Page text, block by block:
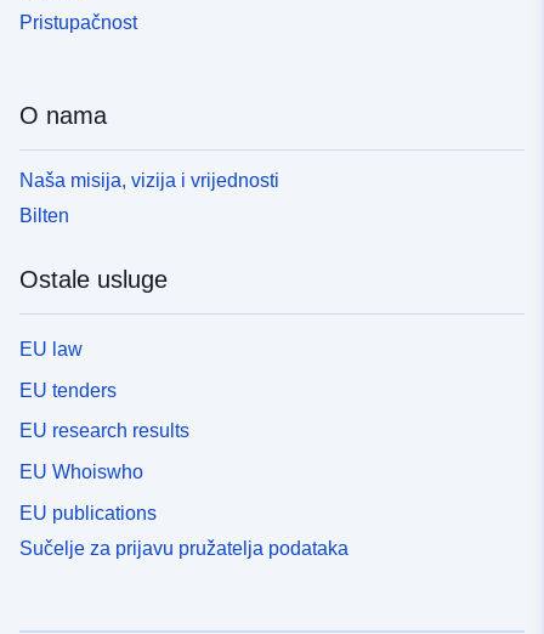
Pristupačnost
O nama
Naša misija, vizija i vrijednosti
Bilten
Ostale usluge
EU law
EU tenders
EU research results
EU Whoiswho
EU publications
Sučelje za prijavu pružatelja podataka